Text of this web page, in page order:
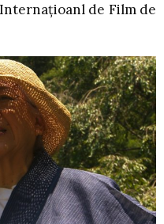
de Film de